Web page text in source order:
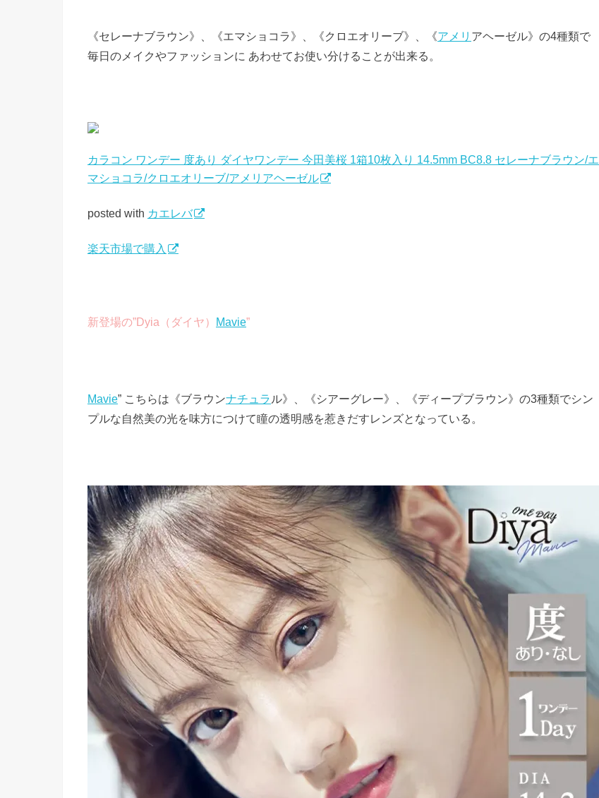
《セレーナブラウン》、《エマショコラ》、《クロエオリーブ》、《アメリ アヘーゼル》の4種類で
毎日のメイクやファッションに あわせてお使い分けることが出来る。
カラコン ワンデー 度あり ダイヤワンデー 今田美桜 1箱10枚入り 14.5mm BC8.8 セレーナブラウン/エ
マショコラ/クロエオリーブ/アメリアヘーゼル
posted with カエレバ
楽天市場で購入
新登場の”Dyia（ダイヤ） Mavie”
Mavie” こちらは《ブラウンナチュラ ル》、《シアーグレー》、《ディープブラウン》の3種類でシン
プルな自然美の光を味方につけて瞳の透明感を惹きだすレンズとなっている。